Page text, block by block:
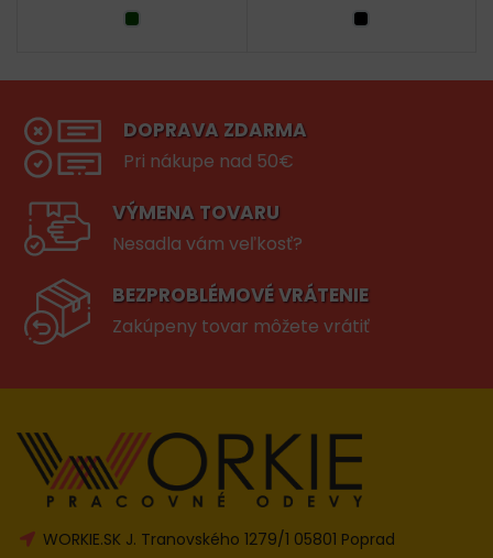
DOPRAVA ZDARMA
Pri nákupe nad 50€
VÝMENA TOVARU
Nesadla vám veľkosť?
BEZPROBLÉMOVÉ VRÁTENIE
Zakúpeny tovar môžete vrátiť
WORKIE.SK J. Tranovského 1279/1 05801 Poprad